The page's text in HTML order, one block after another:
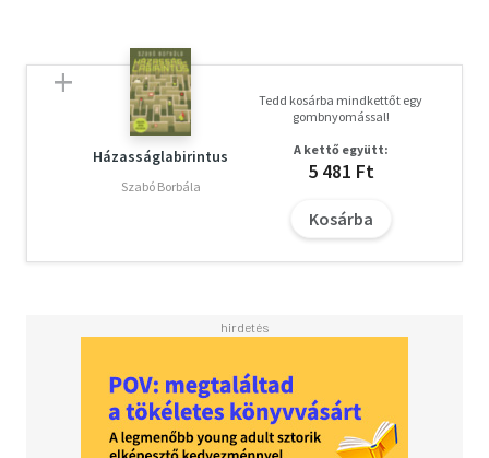
Házasságlabirintus
Szabó Borbála
Tedd kosárba mindkettőt egy
gombnyomással!
A kettő együtt:
5 481 Ft
Kosárba